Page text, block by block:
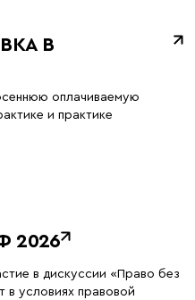
В
оплачиваемую
и практике
2026
в дискуссии «Право без
в условиях правовой